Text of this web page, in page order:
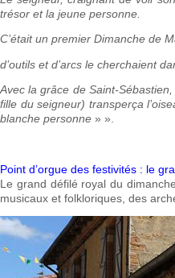
trésor et la jeune personne.
C’était un premier Dimanche de
d’outils et d’arcs le cherchaient
Avec la grâce de Saint-
fille du seigneur) transperça
blanche personne » ».
Point d’orgue des festivités : le
Le grand défilé royal du
musicaux et folkloriques, des